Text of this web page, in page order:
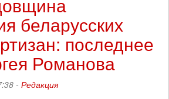
Петрове
беларусских
последнее
Романова
- Редакция